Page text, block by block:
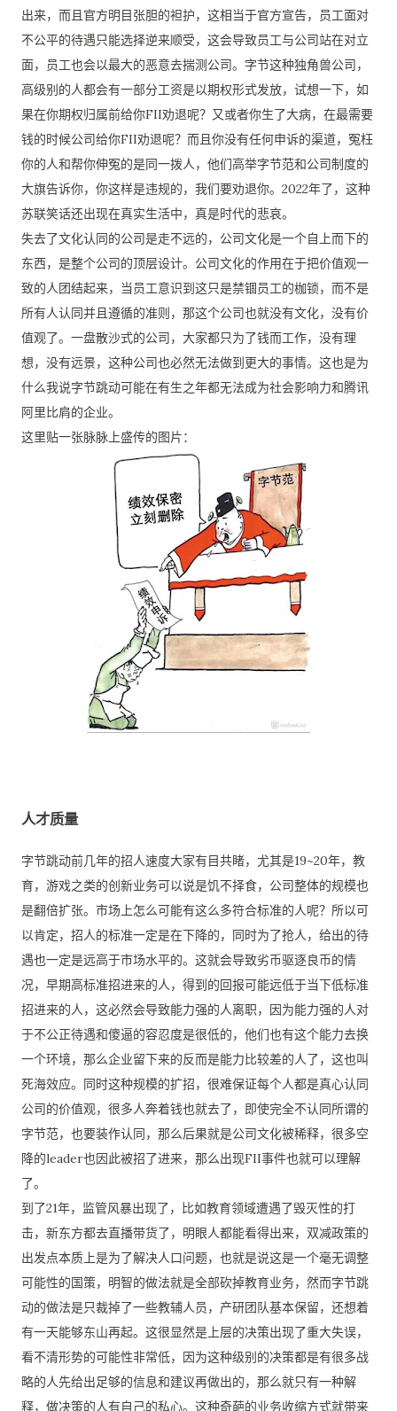
出来，而且官方明目张胆的袒护，这相当于官方宣告，员工面对
不公平的待遇只能选择逆来顺受，这会导致员工与公司站在对立
面，员工也会以最大的恶意去揣测公司。字节这种独角兽公司，
高级别的人都会有一部分工资是以期权形式发放，试想一下，如
果在你期权归属前给你FII劝退呢？又或者你生了大病，在最需要
钱的时候公司给你FII劝退呢？而且你没有任何申诉的渠道，冤枉
你的人和帮你伸冤的是同一拨人，他们高举字节范和公司制度的
大旗告诉你，你这样是违规的，我们要劝退你。2022年了，这种
苏联笑话还出现在真实生活中，真是时代的悲哀。
失去了文化认同的公司是走不远的，公司文化是一个自上而下的
东西，是整个公司的顶层设计。公司文化的作用在于把价值观一
致的人团结起来，当员工意识到这只是禁锢员工的枷锁，而不是
所有人认同并且遵循的准则，那这个公司也就没有文化，没有价
值观了。一盘散沙式的公司，大家都只为了钱而工作，没有理
想，没有远景，这种公司也必然无法做到更大的事情。这也是为
什么我说字节跳动可能在有生之年都无法成为社会影响力和腾讯
阿里比肩的企业。
这里贴一张脉脉上盛传的图片：
人才质量
字节跳动前几年的招人速度大家有目共睹，尤其是19~20年，教
育，游戏之类的创新业务可以说是饥不择食，公司整体的规模也
是翻倍扩张。市场上怎么可能有这么多符合标准的人呢？所以可
以肯定，招人的标准一定是在下降的，同时为了抢人，给出的待
遇也一定是远高于市场水平的。这就会导致劣币驱逐良币的情
况，早期高标准招进来的人，得到的回报可能远低于当下低标准
招进来的人，这必然会导致能力强的人离职，因为能力强的人对
于不公正待遇和傻逼的容忍度是很低的，他们也有这个能力去换
一个环境，那么企业留下来的反而是能力比较差的人了，这也叫
死海效应。同时这种规模的扩招，很难保证每个人都是真心认同
公司的价值观，很多人奔着钱也就去了，即使完全不认同所谓的
字节范，也要装作认同，那么后果就是公司文化被稀释，很多空
降的leader也因此被招了进来，那么出现FII事件也就可以理解
了。
到了21年，监管风暴出现了，比如教育领域遭遇了毁灭性的打
击，新东方都去直播带货了，明眼人都能看得出来，双减政策的
出发点本质上是为了解决人口问题，也就是说这是一个毫无调整
可能性的国策，明智的做法就是全部砍掉教育业务，然而字节跳
动的做法是只裁掉了一些教辅人员，产研团队基本保留，还想着
有一天能够东山再起。这很显然是上层的决策出现了重大失误，
看不清形势的可能性非常低，因为这种级别的决策都是有很多战
略的人先给出足够的信息和建议再做出的，那么就只有一种解
释，做决策的人有自己的私心。这种奇葩的业务收缩方式就带来